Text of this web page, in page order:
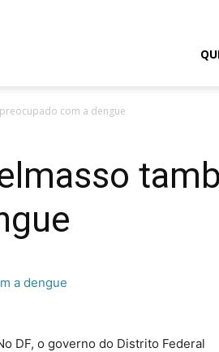
com a dengue
DF, o governo do Distrito Federal